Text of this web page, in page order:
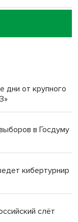
смерть
селе лошади
врачей
в топ-16
в Искитиме
дни от крупного
в Госдуму
кибертурнир
слёт